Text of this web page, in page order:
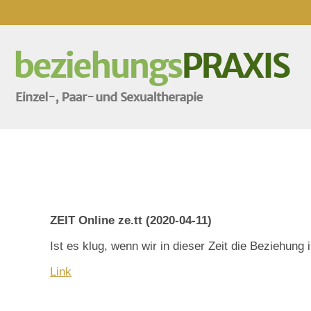
ZEIT Online ze.tt (2020-04-11)
Ist es klug, wenn wir in dieser Zeit die Beziehung
Link